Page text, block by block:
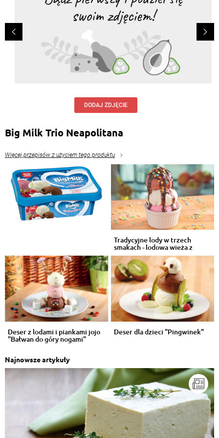
DODAJ ZDJĘCIE
Big Milk Trio Neapolitana
Więcej przepisów z użyciem tego produktu
Tradycyjne lody w trzech
smakach - lodowa wieża z
polewą
Deser z lodami i piankami jojo
"Bałwan do góry nogami"
Deser dla dzieci "Pingwinek"
Najnowsze artykuły